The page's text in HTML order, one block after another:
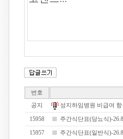
번호
공지
성지하임병원 비급여
15958
주간식단표(당뇨식)-
15957
주간식단표(일반식)-